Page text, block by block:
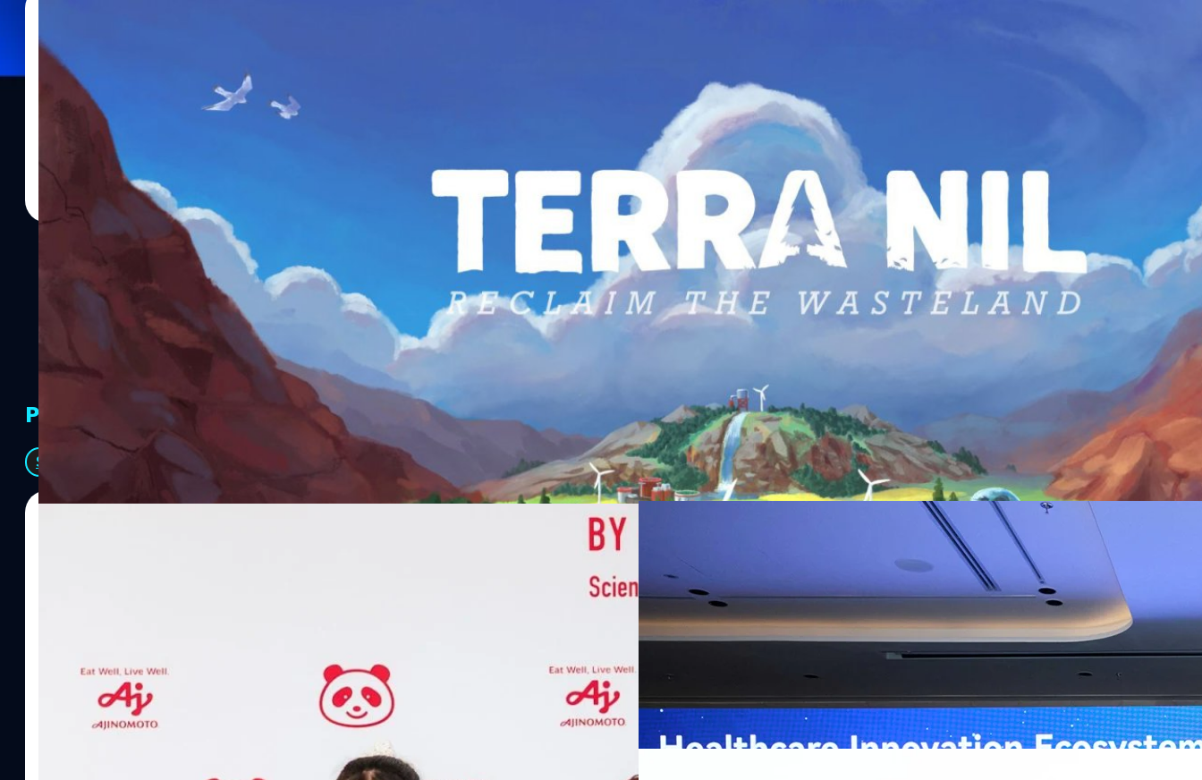
สุนิสา สมคิด
Read More
Terra Nil เกมสร้างเมือง สวมบทนักนิเวศวิทยา ฟื้นฟูพื้นที่แห้งแล้งให้อุดม
สมบูรณ์ จาก Netflix
Terra Nil เกมแนว Simulation สวมบทบาทผู้ฟื้นฟูพื้นที่แห้งแล้งให้กลับมามีระบบนิเวศที่อุดมสมบูรณ์ สมาชิก
Netflix เล่นฟรีทั้ง Android และ iOS
PR Partners
See All
บริษัท อายิโนะโมะโต๊ะ (ประเทศไทย) จำกัด จัดงาน The Heartbeat by “AminoScience” ร่วมเปิดเผย
แนวคิดการดำเนินธุรกิจและการพัฒนาผลิตภัณฑ์ที่ขับเคลื่อนด้วยเทคโนโลยีทางอาหาร และข้อมูลพฤติกรรม
ผู้บริโภค ท่ามกลางการเติบโตของตลาด Health & Wellness ในประเทศไทย ซึ่งมีมูลค่ามากกว่า 1.5 ล้านล้าน
บาท หรือคิดเป็นสัดส่วนราว 8% ของผลิตภัณฑ์มวลรวมในประเทศ (GDP) กลุ่มธุรกิจเทคโนโลยีและองค์
หัวเว่ยเดินหน้าปฏิวัติวงการสาธารณสุขไทยด้วย AI เปิดตัว 4 นวัตกรรมเปลี่ยน
เกมเร่งเครื่อง AI เพื่อการแพทย์ในประเทศไทย
กรุงเทพฯ, 7 สิงหาคม 2569 — หัวเว่ย จัดงาน “Huawei AI+ Healthcare Summit” ภายใต้งาน Huawei
Thailand Digital & AI Summit 2026 รวมผู้นำด้านนโยบายสาธารณสุข ผู้บริหารโรงพยาบาลชั้นนำ และ
พันธมิตรด้านเทคโนโลยีจากไทยและจีน ร่วมขับเคลื่อนอนาคตของระบบสาธารณสุขไทยด้วยนวัตกรรมและ
ปัญญาประดิษฐ์ (AI) พร้อมประกาศความร่วมมือครั้งสำคัญเพื่อยกระดับ Healthcare Ecosystem ของ
ประเทศอย่างเป็นทางการ นายปีเตอร์ จาง ประธานกลุ่มธุรกิจการศึกษาและสาธารณสุขต่างประเทศ บริษัท หัว
เว่ย เทคโนโลยี่ จำกัด ได้กล่าวถึงความมุ่งมั่นของหัวเว่ยในการสนับสนุนการเปลี่ยนผ่านสู่ยุคดิจิทัลของระบบ
สาธารณสุขไทย และบทบาทของเทคโนโลยี AI ในการยกระดับคุณภาพการให้บริการทางการแพทย์ให้เข้าถึง
ประชาชนได้อย่างทั่วถึงมากขึ้น ภายใต้แนวคิด “AI for Health, Health for All” “วันนี้ปัญญาประดิษฐ์กำลังเข้า
มาเปลี่ยนแปลงอุตสาหกรรมสาธารณสุขอย่างรวดเร็ว หัวเว่ยมีประสบการณ์ตรงจากการพัฒนาแพลตฟอร์ม
Read More